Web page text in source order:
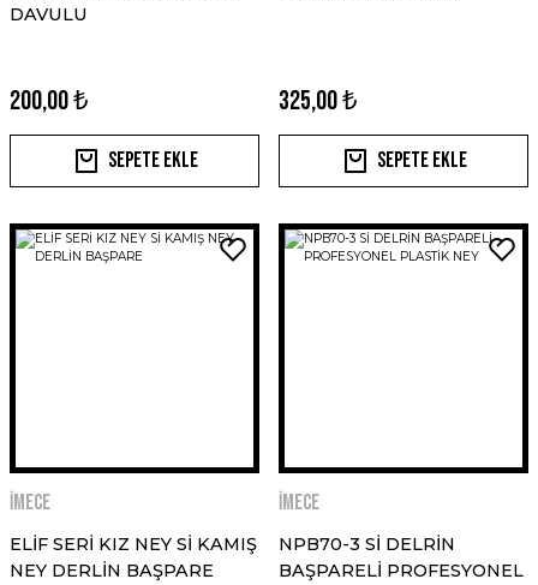
DAVULU
200,00 ₺
Sepete Ekle
325,00 ₺
Sepete Ekle
İMECE
ELİF SERİ KIZ NEY Sİ KAMIŞ
NEY DERLİN BAŞPARE
İMECE
NPB70-3 Sİ DELRİN
BAŞPARELİ PROFESYONEL